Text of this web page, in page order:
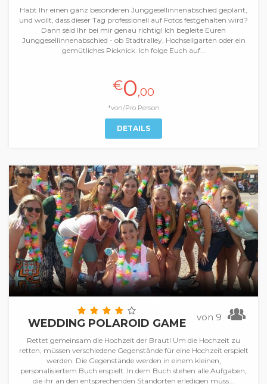
Habt Ihr einen ganz besonderen Junggesellinnenabschied geplant,
und wollt, dass dieser Tag professionell auf Fotos festgehalten wird?
Dann seid Ihr bei mir genau richtig! Ich begleite Euren
Junggesellinnenabschied - ob Stadtralley, Hochseilgarten oder ein
gemütliches Picknick. Ich folge Euch auf...
€0,00
*von/Pro Person
DETAILS
von 9
WEDDING POLAROID GAME
Rettet gemeinsam die Hochzeit der Braut! Um die Hochzeit zu
retten, müssen verschiedene Gegenstände für eine Hochzeit erspielt
werden. Die Gegenstände werden in einem kleinen,
personalisiertem Buch erspielt. In dem Buch stehen alle Aufgaben,
die ihr an den entsprechenden Standorten erledigen müss...